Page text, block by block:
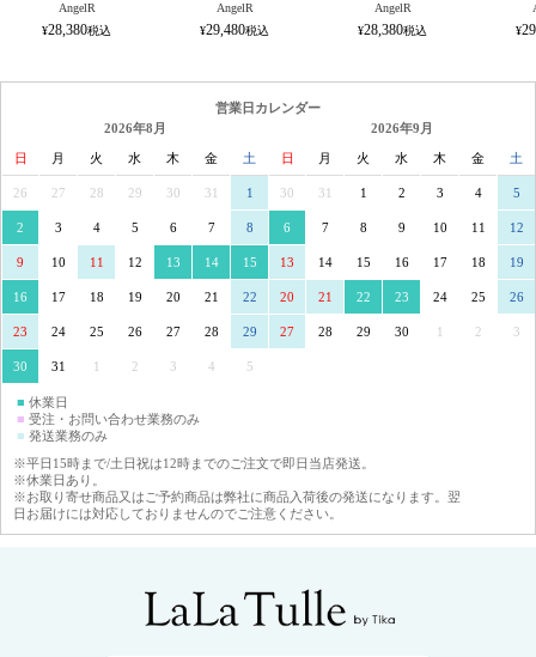
AngelR
28,380
AngelR
29,480
AngelR
28,380
営業日カレンダー
2026年8月
日 月 火 水 木 金 土
26 27 28 29 30 31 1
2 3 4 5 6 7 8
9 10 11 12 13 14 15
16 17 18 19 20 21 22
23 24 25 26 27 28 29
30 31 1 2 3 4 5
2026年9月
日 月 火 水 木 金 土
30 31 1 2 3 4 5
6 7 8 9 10 11 12
13 14 15 16 17 18 19
20 21 22 23 24 25 26
27 28 29 30 1 2 3
■ 休業日
■ 受注・お問い合わせ業務のみ
■ 発送業務のみ
※平日15時まで/土日祝は12時までのご注文で即日当店発送。
※休業日あり。
※お取り寄せ商品又はご予約商品は弊社に商品入荷後の発送になります。翌
日お届けには対応しておりませんのでご注意ください。